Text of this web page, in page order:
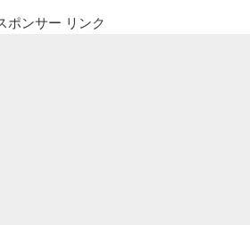
ポンサー リンク